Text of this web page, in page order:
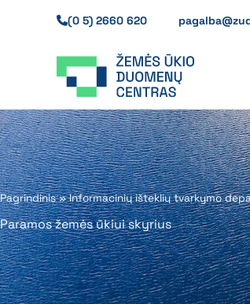
(0 5) 2660 620
Pagrindinis»Informacinių išteklių tvarkymo
Paramos žemės ūkiui skyrius